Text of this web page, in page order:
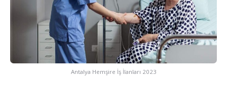
Antalya Hemşire İş İlanları 2023